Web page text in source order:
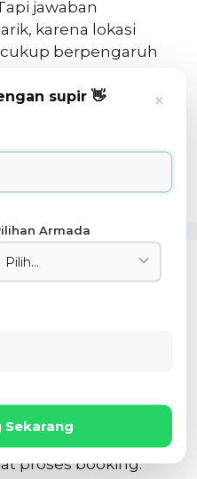
jawaban
karena lokasi
berpengaruh
Apa Bedanya
istilah ini masih
proses booking.
supir 👋 ×
Armada